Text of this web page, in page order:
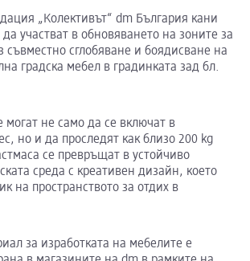
„Колективът“ dm България кани
участват в обновяването на зоните за
съвместно сглобяване и боядисване на
градска мебел в градинката зад бл.
могат не само да се включат в
но и да проследят как близо 200 kg
се превръщат в устойчиво
среда с креативен дизайн, което
на пространството за отдих в
за изработката на мебелите е